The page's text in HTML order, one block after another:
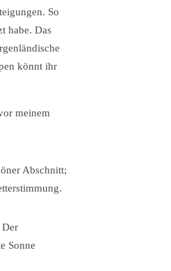
So
habe. Das
könnt ihr
meinem
Abschnitt;
Der
Sonne